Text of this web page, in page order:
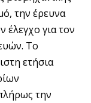
την έρευνα
έλεγχο για τον
Το
ετήσια
την